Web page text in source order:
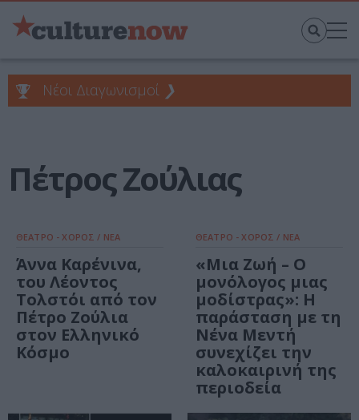
Νέοι Διαγωνισμοί ❯
Πέτρος Ζούλιας
ΘΕΑΤΡΟ - ΧΟΡΟΣ / ΝΕΑ
Άννα Καρένινα,
του Λέοντος
Τολστόι από τον
Πέτρο Ζούλια
στον Ελληνικό
Κόσμο
ΘΕΑΤΡΟ - ΧΟΡΟΣ / ΝΕΑ
«Μια Ζωή – Ο
μονόλογος μιας
μοδίστρας»: Η
παράσταση με τη
Νένα Μεντή
συνεχίζει την
καλοκαιρινή της
περιοδεία